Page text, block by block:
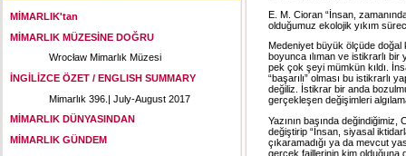
MİMARLIK'tan
MİMARLIK MÜZESİNE DOĞRU
Wrocław Mimarlık Müzesi
İNGİLİZCE ÖZET / ENGLISH SUMMARY
Mimarlık 396.| July-August 2017
MİMARLIK DÜNYASINDAN
MİMARLIK GÜNDEM
E. M. Cioran “İnsan,
olduğumuz ekolojik yıkım
Medeniyet büyük ölçüde doğal
boyunca ılıman ve istikrarlı
pek çok şeyi mümkün kıldı.
“başarılı” olması bu istikrarlı
değiliz. İstikrar bir anda
gerçekleşen değişimleri
Yazının başında
değiştirip “İnsan, siyasal
çıkaramadığı ya da mevcut
gerçek faillerinin kim olduğuna